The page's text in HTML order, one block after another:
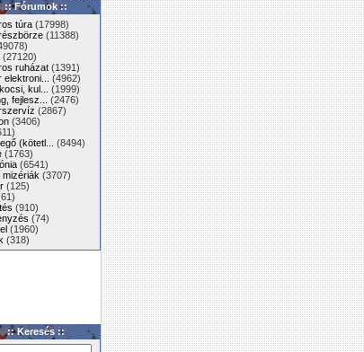
:: Fórumok ::
túra (17998)
(11388)
(27120)
ruházat (1391)
elektroni...
(4962)
kul...
(1999)
fejlesz...
(2476)
(2867)
(3406)
(kötetl...
(8494)
(1763)
(6541)
mizériák (3707)
(125)
(910)
(74)
(1960)
(318)
:: Keresés ::